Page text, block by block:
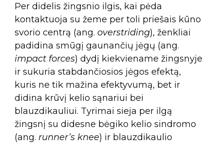
Per didelis žingsnio ilgis, kai pėda
kontaktuoja su žeme per toli priešais kūno
svorio centrą (ang. overstriding), ženkliai
padidina smūgį gaunančių jėgų (ang.
impact forces) dydį kiekviename žingsnyje
ir sukuria stabdančiosios jėgos efektą,
kuris ne tik mažina efektyvumą, bet ir
didina krūvį kelio sąnariui bei
blauzdikauliui. Tyrimai sieja per ilgą
žingsnį su didesne bėgiko kelio sindromo
(ang. runner’s knee) ir blauzdikaulio